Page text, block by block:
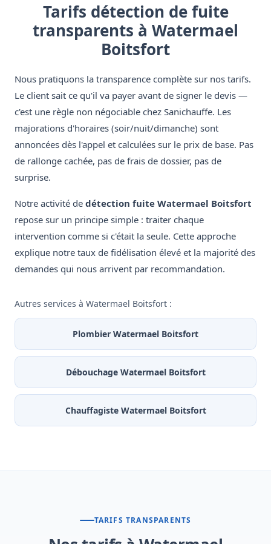
Tarifs détection de fuite
transparents à Watermael
Boitsfort
Nous pratiquons la transparence complète sur nos tarifs.
Le client sait ce qu'il va payer avant de signer le devis —
c'est une règle non négociable chez Sanichauffe. Les
majorations d'horaires (soir/nuit/dimanche) sont
annoncées dès l'appel et calculées sur le prix de base. Pas
de rallonge cachée, pas de frais de dossier, pas de
surprise.
Notre activité de détection fuite Watermael Boitsfort
repose sur un principe simple : traiter chaque
intervention comme si c'était la seule. Cette approche
explique notre taux de fidélisation élevé et la majorité des
demandes qui nous arrivent par recommandation.
Autres services à Watermael Boitsfort :
Plombier Watermael Boitsfort
Débouchage Watermael Boitsfort
Chauffagiste Watermael Boitsfort
TARIFS TRANSPARENTS